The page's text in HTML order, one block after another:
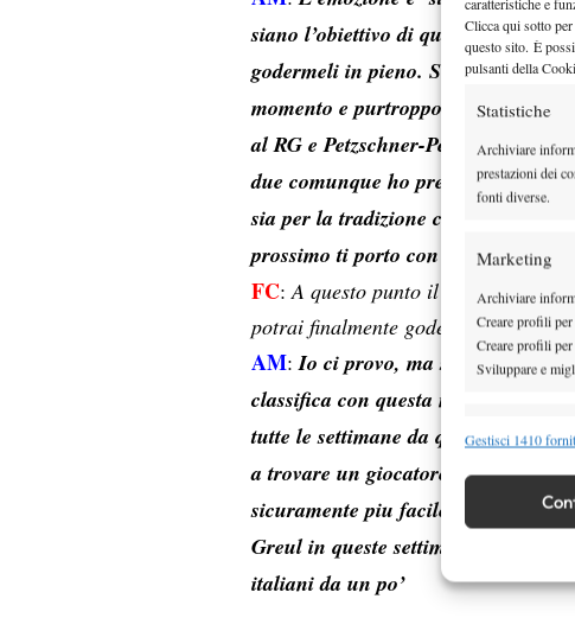
Clicca qui sotto per
questo sito. È
pulsanti della
Statistiche
Archiviare
prestazioni dei
fonti diverse.
Marketing
Archiviare
Creare profili
Creare profili
Sviluppare e
Funzionalità
Identificare i
Garantire
Erogare e
Gestisci 1410
siano l’obiettivo di qualsiasi
godermeli in pieno. Sia a Parigi
momento e purtroppo anche per
al RG e Petzschner-Peya a WIM)
due comunque ho preferito
sia per la tradizione che si respira.
prossimo ti porto con me…tieniti
FC:A questo punto il tuo obiettivo
potrai finalmente goderti uno Slam
AM:Io ci provo, ma sarà molto
classifica con questa nuova
tutte le settimane da qui a NY e
a trovare un giocatore almeno top
sicuramente piu facile. Faccio
Greul in queste settimane, perché
italiani da un po’